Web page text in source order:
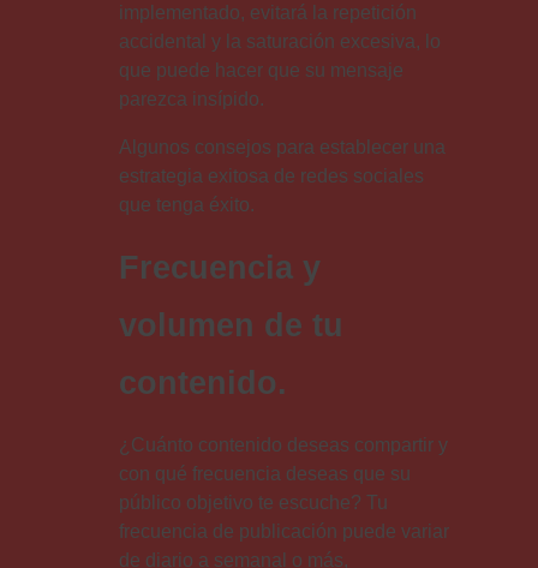
implementado, evitará la repetición
accidental y la saturación excesiva, lo
que puede hacer que su mensaje
parezca insípido.
Algunos consejos para establecer una
estrategia exitosa de redes sociales
que tenga éxito.
Frecuencia y
volumen de tu
contenido.
¿Cuánto contenido deseas compartir y
con qué frecuencia deseas que su
público objetivo te escuche? Tu
frecuencia de publicación puede variar
de diario a semanal o más,